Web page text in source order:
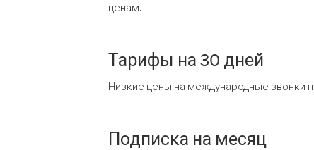
ценам.
Тарифы на 30 дней
Низкие цены на международные звонки
Подписка на месяц